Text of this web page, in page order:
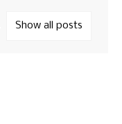
Show all posts